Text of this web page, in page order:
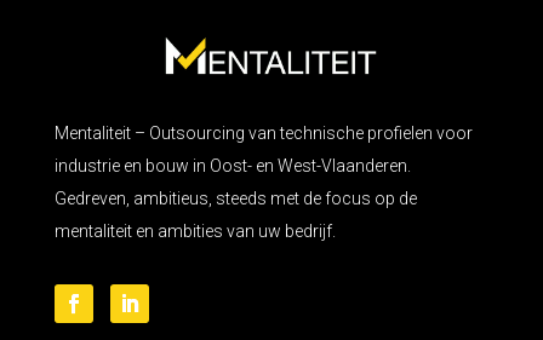
Mentaliteit – Outsourcing van technische profielen voor
industrie en bouw in Oost- en West-Vlaanderen.
Gedreven, ambitieus, steeds met de focus op de
mentaliteit en ambities van uw bedrijf.